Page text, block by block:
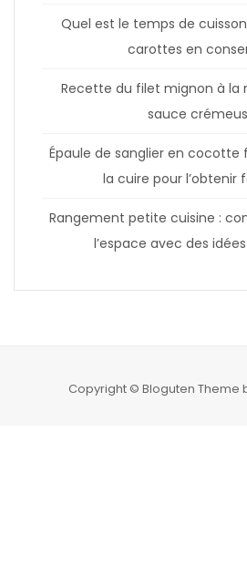
Quel est le temps de
carottes en
Recette du filet mignon à la
sauce
Épaule de sanglier en
la cuire pour l’obtenir
Rangement petite cuisine :
l’espace avec des
Copyright © Bloguten Theme